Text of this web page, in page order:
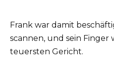
Frank war damit
scannen, und sein
teuersten Gericht.